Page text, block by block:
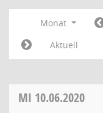
Monat
Aktuell
MI 10.06.2020